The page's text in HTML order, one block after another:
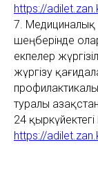
https://
7. Медициналық
шеңберінде
екпелер
жүргізу
туралы
24
https://